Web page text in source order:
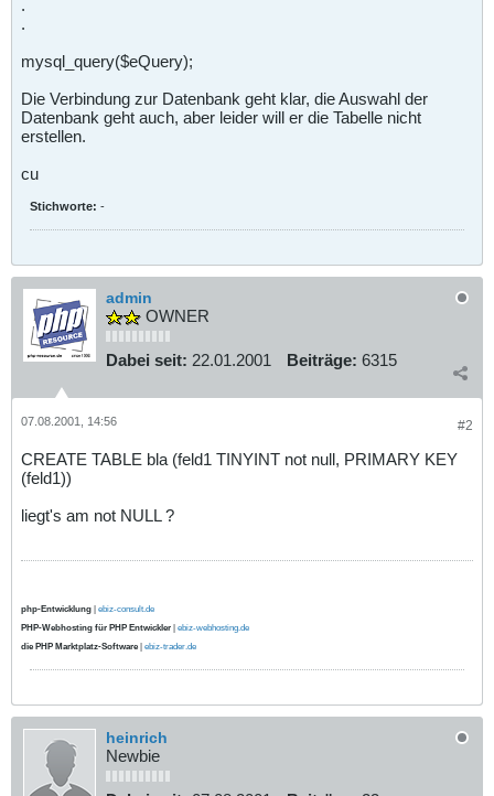
.
.
mysql_query($eQuery);
Die Verbindung zur Datenbank geht klar, die Auswahl der
Datenbank geht auch, aber leider will er die Tabelle nicht
erstellen.
cu
Stichworte: -
admin
OWNER
Dabei seit: 22.01.2001 Beiträge: 6315
#2
07.08.2001, 14:56
CREATE TABLE bla (feld1 TINYINT not null, PRIMARY KEY
(feld1))
liegt's am not NULL ?
php-Entwicklung | ebiz-consult.de
PHP-Webhosting für PHP Entwickler | ebiz-webhosting.de
die PHP Marktplatz-Software | ebiz-trader.de
heinrich
Newbie